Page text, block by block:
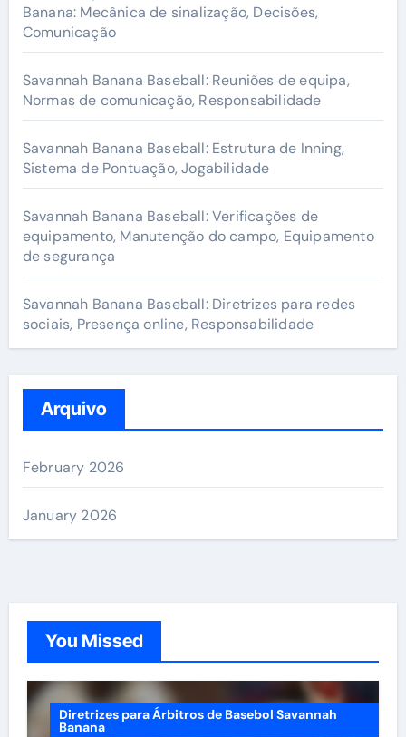
o
r
:
Banana: Mecânica de sinalização, Decisões,
Comunicação
Savannah Banana Baseball: Reuniões de equipa,
Normas de comunicação, Responsabilidade
Savannah Banana Baseball: Estrutura de Inning,
Sistema de Pontuação, Jogabilidade
Savannah Banana Baseball: Verificações de
equipamento, Manutenção do campo, Equipamento
de segurança
Savannah Banana Baseball: Diretrizes para redes
sociais, Presença online, Responsabilidade
Arquivo
February 2026
January 2026
You Missed
Diretrizes para Árbitros de Basebol Savannah
Banana